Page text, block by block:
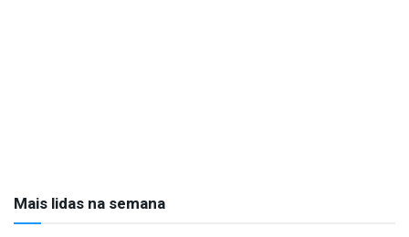
Mais lidas na semana